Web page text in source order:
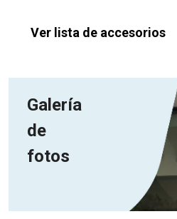
Ver lista de accesorios
Galería
de
fotos